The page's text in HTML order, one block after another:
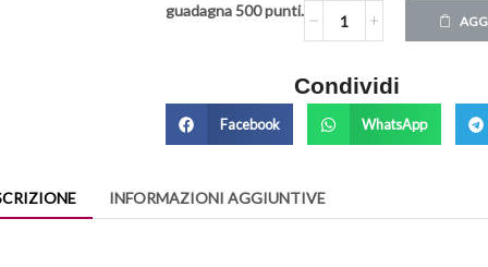
guadagna500punti.
Condividi
Facebook WhatsApp
INFORMAZIONI AGGIUNTIVE